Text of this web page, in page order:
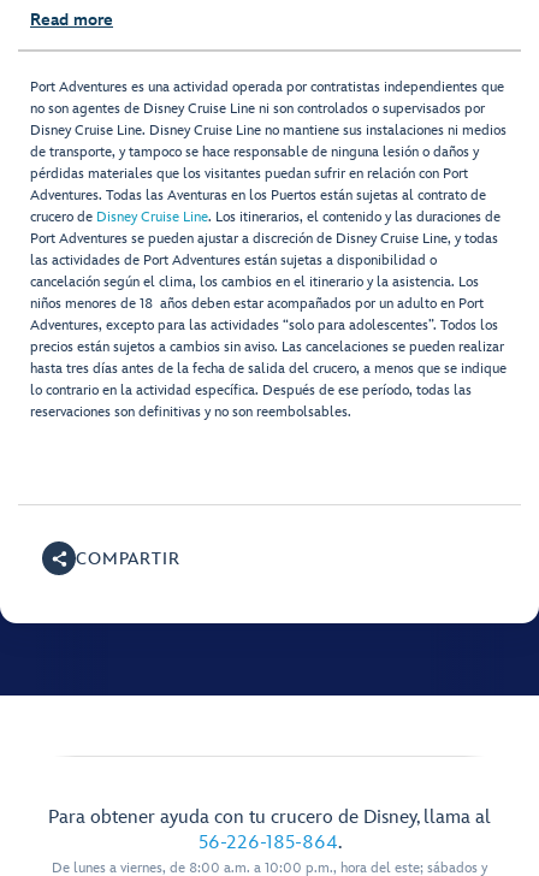
Read more
Port Adventures es una actividad operada por contratistas independientes que
no son agentes de Disney Cruise Line ni son controlados o supervisados por
Disney Cruise Line. Disney Cruise Line no mantiene sus instalaciones ni medios
de transporte, y tampoco se hace responsable de ninguna lesión o daños y
pérdidas materiales que los visitantes puedan sufrir en relación con Port
Adventures. Todas las Aventuras en los Puertos están sujetas al contrato de
crucero de Disney Cruise Line. Los itinerarios, el contenido y las duraciones de
Port Adventures se pueden ajustar a discreción de Disney Cruise Line, y todas
las actividades de Port Adventures están sujetas a disponibilidad o
cancelación según el clima, los cambios en el itinerario y la asistencia. Los
niños menores de 18 años deben estar acompañados por un adulto en Port
Adventures, excepto para las actividades “solo para adolescentes”. Todos los
precios están sujetos a cambios sin aviso. Las cancelaciones se pueden realizar
hasta tres días antes de la fecha de salida del crucero, a menos que se indique
lo contrario en la actividad específica. Después de ese período, todas las
reservaciones son definitivas y no son reembolsables.
COMPARTIR
Para obtener ayuda con tu crucero de Disney, llama al
56-226-185-864.
De lunes a viernes, de 8:00 a.m. a 10:00 p.m., hora del este; sábados y